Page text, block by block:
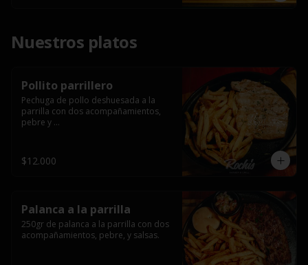
Nuestros platos
Pollito parrillero
Pechuga de pollo deshuesada a la
parrilla con dos acompañamientos,
pebre y
$12.000
Palanca a la parrilla
250gr de palanca a la parrilla con dos
acompañamientos, pebre, y salsas.